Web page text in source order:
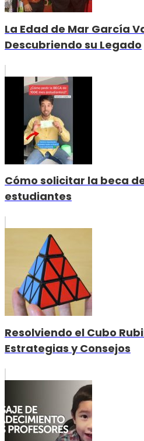
La Edad de Mar García
Descubriendo su Legado
Cómo solicitar la beca
estudiantes
Resolviendo el Cubo
Estrategias y Consejos